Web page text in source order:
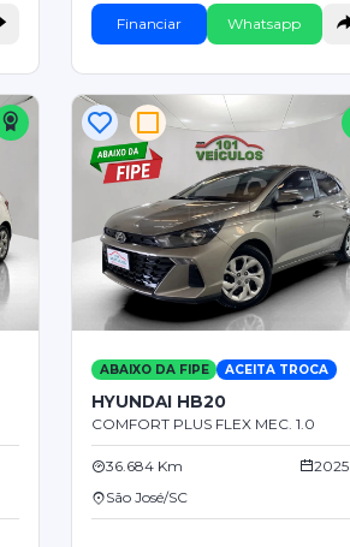
Financiar Whatsapp
ABAIXO DA FIPE ACEITA TROCA
HYUNDAI HB20
COMFORT PLUS FLEX MEC. 1.0
36.684 Km
2025
São José/SC